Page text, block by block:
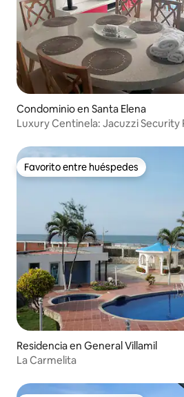
Condominio en Santa Elena
Luxury Centinela: Jacuzzi Security
Favorito entre huéspedes
Favorito entre huéspedes
Residencia en General Villamil
La Carmelita